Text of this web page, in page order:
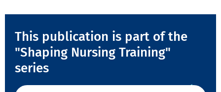
This publication is part of the
"Shaping Nursing Training"
series